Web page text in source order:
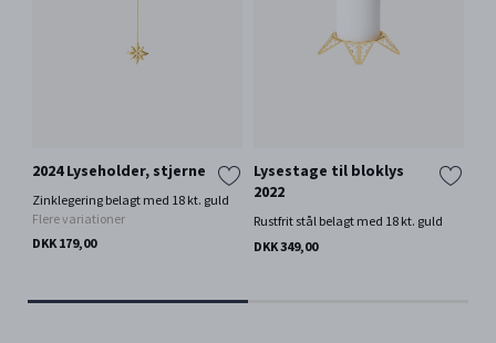
2024 Lyseholder, stjerne
Zinklegering belagt med 18 kt. guld
Flere variationer
DKK 179,00
Lysestage til bloklys
2022
Rustfrit stål belagt med 18 kt. guld
DKK 349,00